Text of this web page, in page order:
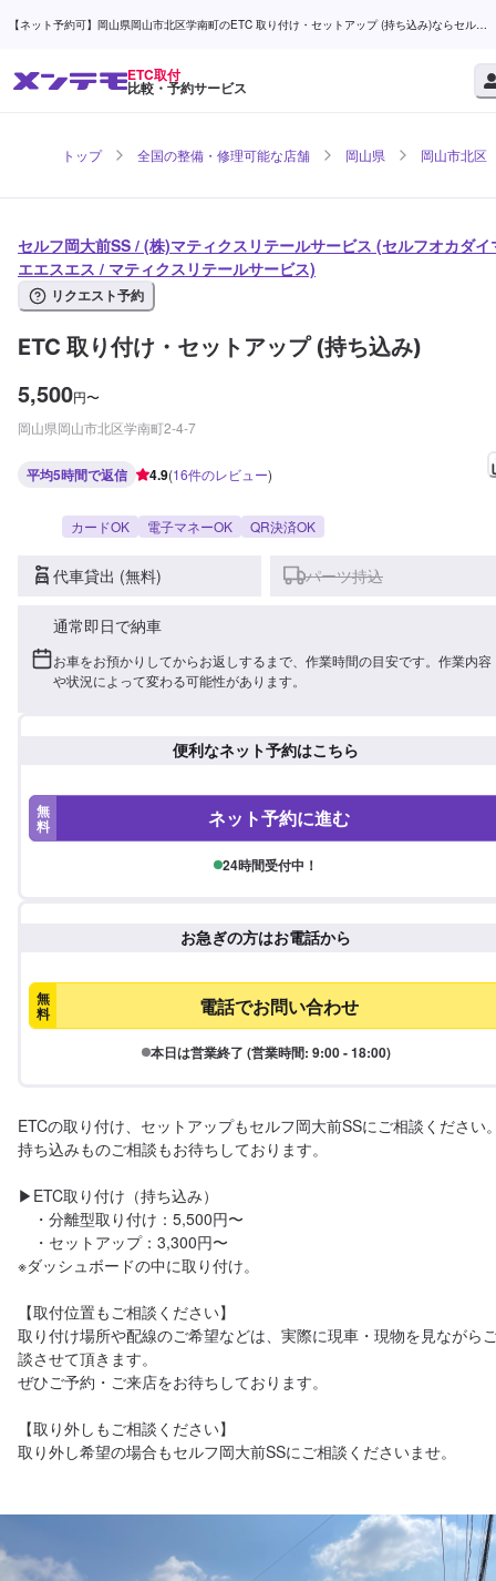
【ネット予約可】岡山県岡山市北区学南町のETC 取り付け・セットアップ (持ち込み)ならセルフ
ETC取付
比較・予約サービス
トップ 全国の整備・修理可能な店舗 岡山県 岡山市北区
セルフ岡大前SS / (株)マティクスリテールサービス (セルフオカダイ
エエスエス / マティクスリテールサービス)
リクエスト予約
ETC 取り付け・セットアップ (持ち込み)
5,500円〜
岡山県岡山市北区学南町2-4-7
平均5時間で返信 4.9(16件のレビュー)
カードOK 電子マネーOK QR決済OK
代車貸出 (無料) パーツ持込
通常即日で納車
お車をお預かりしてからお返しするまで、作業時間の目安です。作業内容
や状況によって変わる可能性があります。
便利なネット予約はこちら
無
料 ネット予約に進む
24時間受付中！
お急ぎの方はお電話から
無
料 電話でお問い合わせ
本日は営業終了 (営業時間: 9:00 - 18:00)
ETCの取り付け、セットアップもセルフ岡大前SSにご相談ください
持ち込みものご相談もお待ちしております。
▶︎ETC取り付け（持ち込み）
・分離型取り付け：5,500円〜
・セットアップ：3,300円〜
※ダッシュボードの中に取り付け。
【取付位置もご相談ください】
取り付け場所や配線のご希望などは、実際に現車・現物を見ながら
談させて頂きます。
ぜひご予約・ご来店をお待ちしております。
【取り外しもご相談ください】
取り外し希望の場合もセルフ岡大前SSにご相談くださいませ。